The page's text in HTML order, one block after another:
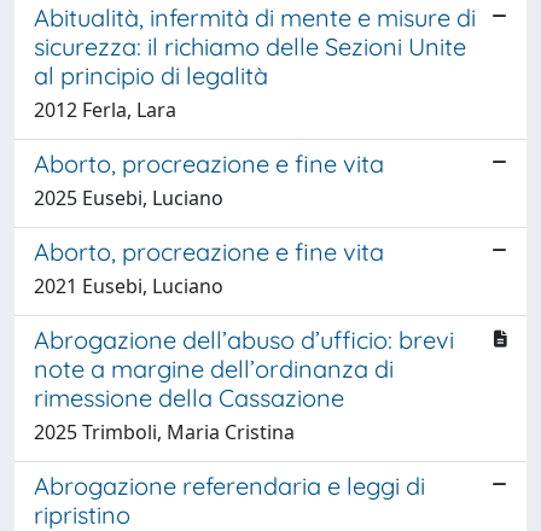
Abitualità, infermità di mente e misure di
sicurezza: il richiamo delle Sezioni Unite
al principio di legalità
2012 Ferla, Lara
Aborto, procreazione e fine vita
2025 Eusebi, Luciano
Aborto, procreazione e fine vita
2021 Eusebi, Luciano
Abrogazione dell’abuso d’ufficio: brevi
note a margine dell’ordinanza di
rimessione della Cassazione
2025 Trimboli, Maria Cristina
Abrogazione referendaria e leggi di
ripristino